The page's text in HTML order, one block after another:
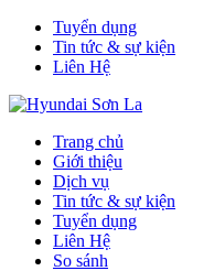
Tuyển dụng
Tin tức & sự kiện
Liên Hệ
Trang chủ
Giới thiệu
Dịch vụ
Tin tức & sự kiện
Tuyển dụng
Liên Hệ
So sánh